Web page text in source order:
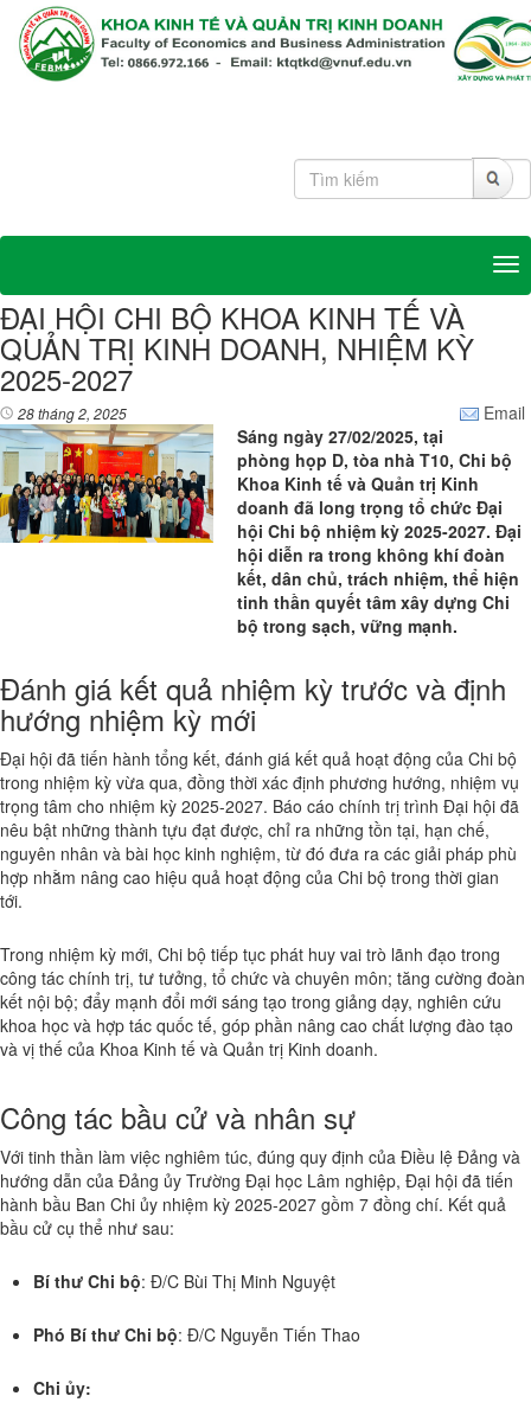
ĐẠI HỘI CHI BỘ KHOA KINH TẾ VÀ
QUẢN TRỊ KINH DOANH, NHIỆM KỲ
2025-2027
28 tháng 2, 2025
Email
Sáng ngày 27/02/2025, tại
phòng họp D, tòa nhà T10, Chi bộ
Khoa Kinh tế và Quản trị Kinh
doanh đã long trọng tổ chức Đại
hội Chi bộ nhiệm kỳ 2025-2027. Đại
hội diễn ra trong không khí đoàn
kết, dân chủ, trách nhiệm, thể hiện
tinh thần quyết tâm xây dựng Chi
bộ trong sạch, vững mạnh.
Đánh giá kết quả nhiệm kỳ trước và định
hướng nhiệm kỳ mới
Đại hội đã tiến hành tổng kết, đánh giá kết quả hoạt động của Chi bộ
trong nhiệm kỳ vừa qua, đồng thời xác định phương hướng, nhiệm vụ
trọng tâm cho nhiệm kỳ 2025-2027. Báo cáo chính trị trình Đại hội đã
nêu bật những thành tựu đạt được, chỉ ra những tồn tại, hạn chế,
nguyên nhân và bài học kinh nghiệm, từ đó đưa ra các giải pháp phù
hợp nhằm nâng cao hiệu quả hoạt động của Chi bộ trong thời gian
tới.
Trong nhiệm kỳ mới, Chi bộ tiếp tục phát huy vai trò lãnh đạo trong
công tác chính trị, tư tưởng, tổ chức và chuyên môn; tăng cường đoàn
kết nội bộ; đẩy mạnh đổi mới sáng tạo trong giảng dạy, nghiên cứu
khoa học và hợp tác quốc tế, góp phần nâng cao chất lượng đào tạo
và vị thế của Khoa Kinh tế và Quản trị Kinh doanh.
Công tác bầu cử và nhân sự
Với tinh thần làm việc nghiêm túc, đúng quy định của Điều lệ Đảng và
hướng dẫn của Đảng ủy Trường Đại học Lâm nghiệp, Đại hội đã tiến
hành bầu Ban Chi ủy nhiệm kỳ 2025-2027 gồm 7 đồng chí. Kết quả
bầu cử cụ thể như sau:
Bí thư Chi bộ: Đ/C Bùi Thị Minh Nguyệt
Phó Bí thư Chi bộ: Đ/C Nguyễn Tiến Thao
Chi ủy: